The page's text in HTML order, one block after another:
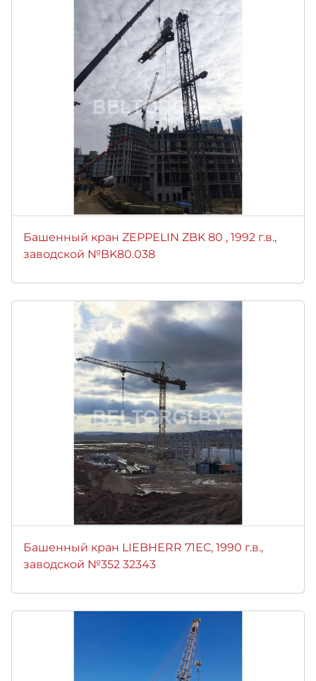
Башенный кран ZEPPELIN ZBK 80 , 1992 г.в.,
заводской №BK80.038
Башенный кран LIEBHERR 71EC, 1990 г.в.,
заводской №352 32343